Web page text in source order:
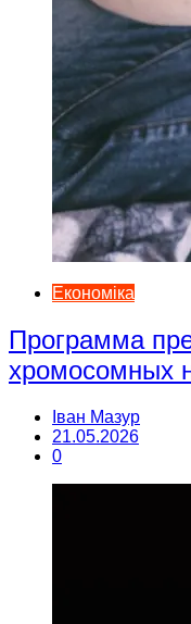
Економіка
Программа
хромосомных
Іван Мазур
21.05.2026
0